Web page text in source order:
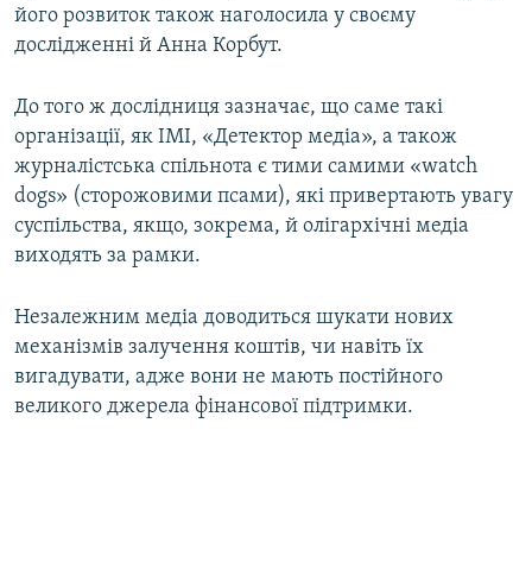
його розвиток також наголосила у своєму
дослідженні й Анна Корбут.
До того ж дослідниця зазначає, що саме такі
організації, як ІМІ, «Детектор медіа», а також
журналістська спільнота є тими самими «watch
dogs» (сторожовими псами), які привертають увагу
суспільства, якщо, зокрема, й олігархічні медіа
виходять за рамки.
Незалежним медіа доводиться шукати нових
механізмів залучення коштів, чи навіть їх
вигадувати, адже вони не мають постійного
великого джерела фінансової підтримки.